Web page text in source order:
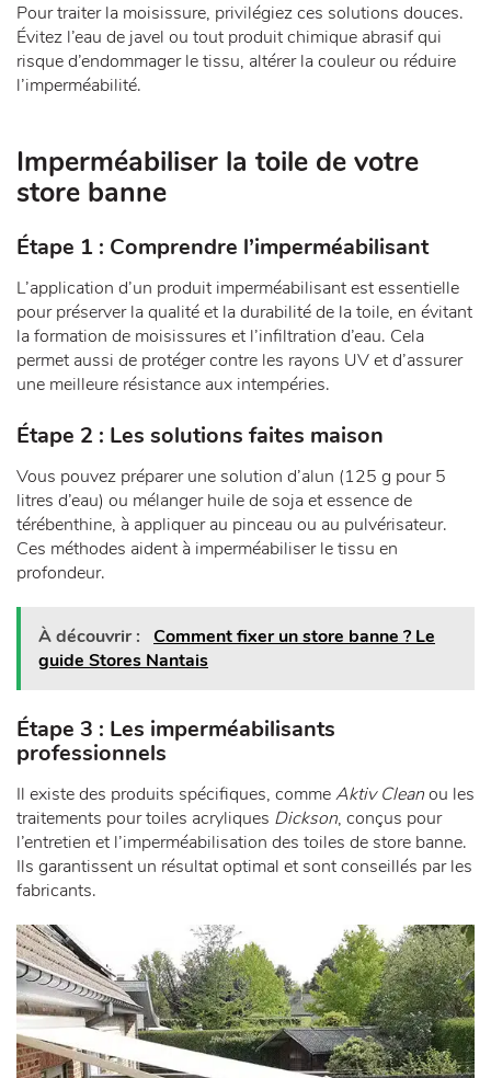
Pour traiter la moisissure, privilégiez ces solutions douces.
Évitez l’eau de javel ou tout produit chimique abrasif qui
risque d’endommager le tissu, altérer la couleur ou réduire
l’imperméabilité.
Imperméabiliser la toile de votre
store banne
Étape 1 : Comprendre l’imperméabilisant
L’application d’un produit imperméabilisant est essentielle
pour préserver la qualité et la durabilité de la toile, en évitant
la formation de moisissures et l’infiltration d’eau. Cela
permet aussi de protéger contre les rayons UV et d’assurer
une meilleure résistance aux intempéries.
Étape 2 : Les solutions faites maison
Vous pouvez préparer une solution d’alun (125 g pour 5
litres d’eau) ou mélanger huile de soja et essence de
térébenthine, à appliquer au pinceau ou au pulvérisateur.
Ces méthodes aident à imperméabiliser le tissu en
profondeur.
À découvrir : Comment fixer un store banne ? Le
guide Stores Nantais
Étape 3 : Les imperméabilisants
professionnels
Il existe des produits spécifiques, commeAktiv Cleanou les
traitements pour toiles acryliques Dickson, conçus pour
l’entretien et l’imperméabilisation des toiles de store banne.
Ils garantissent un résultat optimal et sont conseillés par les
fabricants.